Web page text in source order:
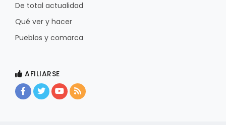
De total actualidad
Qué ver y hacer
Pueblos y comarca
AFILIARSE